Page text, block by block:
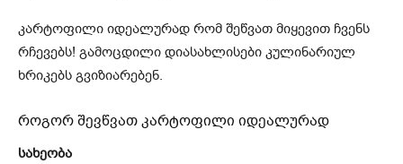
კარტოფილი იდეალურად რომ შეწვათ მიყევით ჩვენს
რჩევებს! გამოცდილი დიასახლისები კულინარიულ
ხრიკებს გვიზიარებენ.
როგორ შევწვათ კარტოფილი იდეალურად
სახეობა